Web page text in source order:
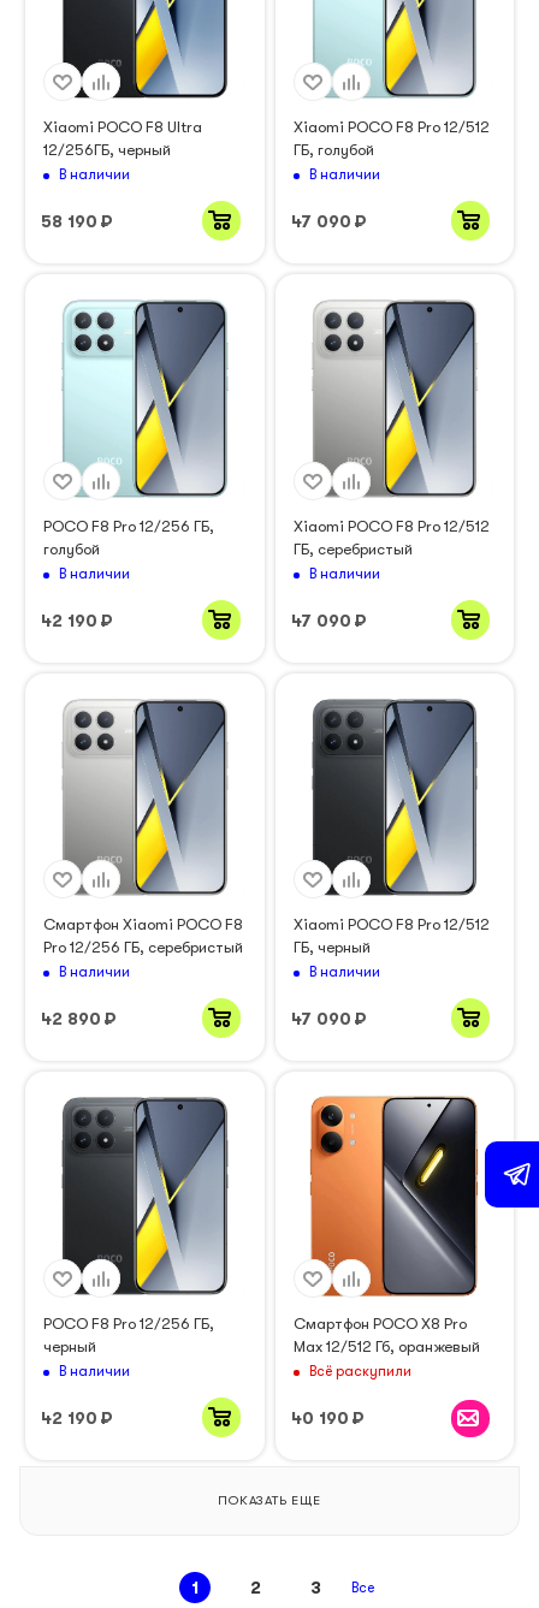
Xiaomi POCO F8 Ultra
12/256ГБ, черный
В наличии
58 190 ₽
Xiaomi POCO F8 Pro 12/512
ГБ, голубой
В наличии
47 090 ₽
POCO F8 Pro 12/256 ГБ,
голубой
В наличии
42 190 ₽
Xiaomi POCO F8 Pro 12/512
ГБ, серебристый
В наличии
47 090 ₽
Смартфон Xiaomi POCO F8
Pro 12/256 ГБ, серебристый
В наличии
42 890 ₽
Xiaomi POCO F8 Pro 12/512
ГБ, черный
В наличии
47 090 ₽
POCO F8 Pro 12/256 ГБ,
черный
В наличии
42 190 ₽
Смартфон POCO X8 Pro
Max 12/512 Гб, оранжевый
Всё раскупили
40 190 ₽
ПОКАЗАТЬ ЕЩЕ
1 2 3 Все